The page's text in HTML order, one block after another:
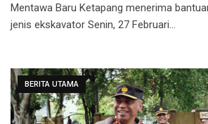
Mentawa Baru Ketapang menerima
jenis ekskavator Senin, 27 Februari…
BERITA UTAMA